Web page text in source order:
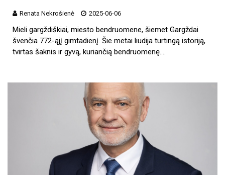
Renata Nekrošienė 2025-06-06
Mieli gargždiškiai, miesto bendruomene, šiemet Gargždai
švenčia 772-ąjį gimtadienį. Šie metai liudija turtingą istoriją,
tvirtas šaknis ir gyvą, kuriančią bendruomenę.…